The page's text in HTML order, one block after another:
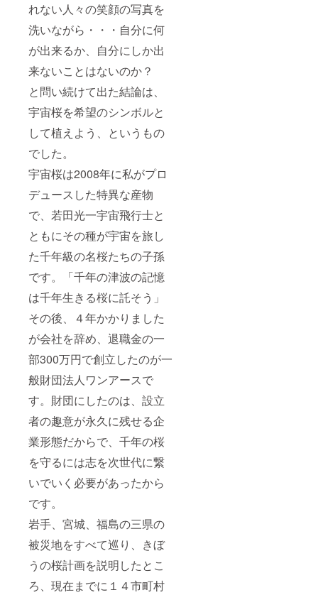
れない人々の笑顔の写真を
洗いながら・・・自分に何
が出来るか、自分にしか出
来ないことはないのか？
と問い続けて出た結論は、
宇宙桜を希望のシンボルと
して植えよう、というもの
でした。
宇宙桜は2008年に私がプロ
デュースした特異な産物
で、若田光一宇宙飛行士と
ともにその種が宇宙を旅し
た千年級の名桜たちの子孫
です。「千年の津波の記憶
は千年生きる桜に託そう」
その後、４年かかりました
が会社を辞め、退職金の一
部300万円で創立したのが一
般財団法人ワンアースで
す。財団にしたのは、設立
者の趣意が永久に残せる企
業形態だからで、千年の桜
を守るには志を次世代に繋
いでいく必要があったから
です。
岩手、宮城、福島の三県の
被災地をすべて巡り、きぼ
うの桜計画を説明したとこ
ろ、現在までに１４市町村